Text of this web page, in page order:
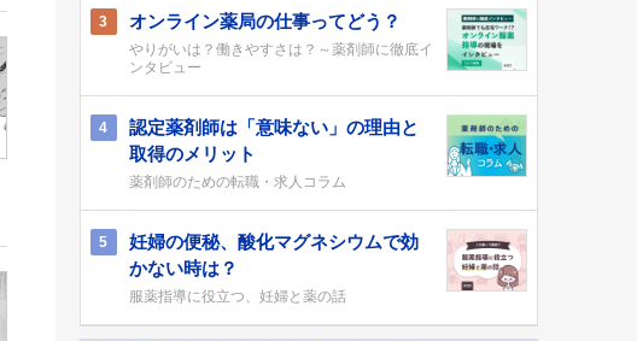
3 オンライン薬局の仕事ってどう？
やりがいは？働きやすさは？～薬剤師に徹底イ
ンタビュー
4
認定薬剤師は「意味ない」の理由と
取得のメリット
薬剤師のための転職・求人コラム
5
妊婦の便秘、酸化マグネシウムで効
かない時は？
服薬指導に役立つ、妊婦と薬の話